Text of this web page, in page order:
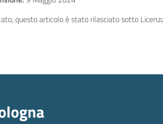
questo articolo è stato rilasciato sotto